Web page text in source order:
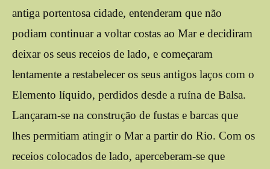
antiga portentosa cidade, entenderam que não
podiam continuar a voltar costas ao Mar e decidiram
deixar os seus receios de lado, e começaram
lentamente a restabelecer os seus antigos laços com o
Elemento líquido, perdidos desde a ruína de Balsa.
Lançaram-se na construção de fustas e barcas que
lhes permitiam atingir o Mar a partir do Rio. Com os
receios colocados de lado, aperceberam-se que